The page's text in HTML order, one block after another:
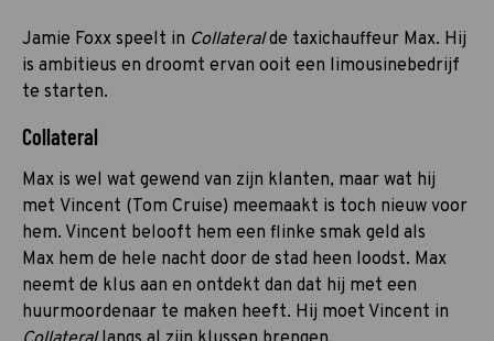
Jamie Foxx speelt in Collateralde taxichauffeur Max. Hij
is ambitieus en droomt ervan ooit een limousinebedrijf
te starten.
Collateral
Max is wel wat gewend van zijn klanten, maar wat hij
met Vincent (Tom Cruise) meemaakt is toch nieuw voor
hem. Vincent belooft hem een flinke smak geld als
Max hem de hele nacht door de stad heen loodst. Max
neemt de klus aan en ontdekt dan dat hij met een
huurmoordenaar te maken heeft. Hij moet Vincent in